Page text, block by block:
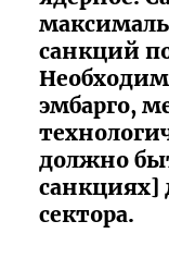
санкций
эмбарго,
должно
санкциях]
сектора.